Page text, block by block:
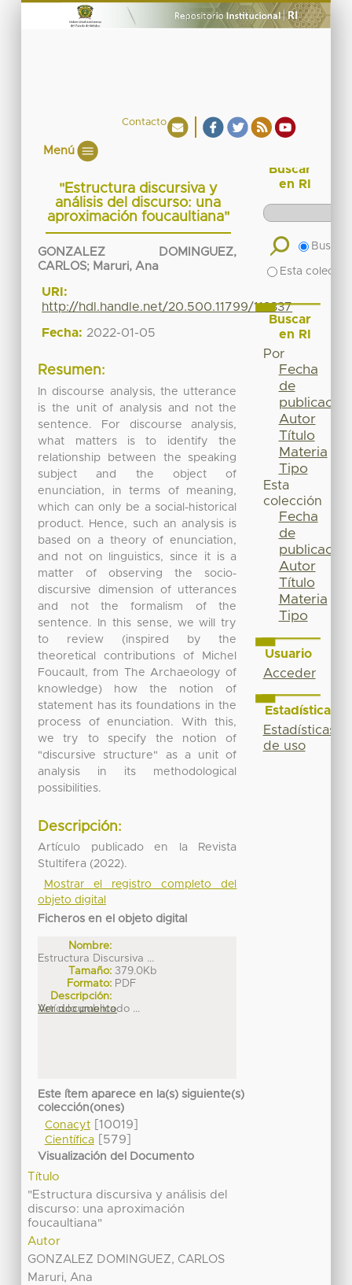
Contacto
Menú
"Estructura discursiva y
análisis del discurso: una
aproximación foucaultiana"
GONZALEZ DOMINGUEZ,
CARLOS; Maruri, Ana
URI:
http://hdl.handle.net/20.500.11799/112337
Fecha: 2022-01-05
Resumen:
In discourse analysis, the utterance
is the unit of analysis and not the
sentence. For discourse analysis,
what matters is to identify the
relationship between the speaking
subject and the object of
enunciation, in terms of meaning,
which can only be a social-historical
product. Hence, such an analysis is
based on a theory of enunciation,
and not on linguistics, since it is a
matter of observing the socio-
discursive dimension of utterances
and not the formalism of the
sentence. In this sense, we will try
to review (inspired by the
theoretical contributions of Michel
Foucault, from The Archaeology of
knowledge) how the notion of
statement has its foundations in the
process of enunciation. With this,
we try to specify the notion of
"discursive structure" as a unit of
analysis in its methodological
possibilities.
Descripción:
Artículo publicado en la Revista
Stultifera (2022).
Mostrar el registro completo del
objeto digital
Ficheros en el objeto digital
Nombre:
Estructura Discursiva ...
Tamaño: 379.0Kb
Formato: PDF
Descripción:
Artículo publicado ...
Ver documento
Este ítem aparece en la(s) siguiente(s)
colección(ones)
Conacyt[10019]
Científica[579]
Visualización del Documento
Título
"Estructura discursiva y análisis del
discurso: una aproximación
foucaultiana"
Autor
GONZALEZ DOMINGUEZ, CARLOS
Maruri, Ana
Buscar
en RI
Buscar
Esta
Buscar
en RI
Por
Fecha
de
publicación
Autor
Título
Materia
Tipo
Esta
colección
Fecha
de
publicación
Autor
Título
Materia
Tipo
Usuario
Acceder
Estadísticas
Estadísticas
de uso